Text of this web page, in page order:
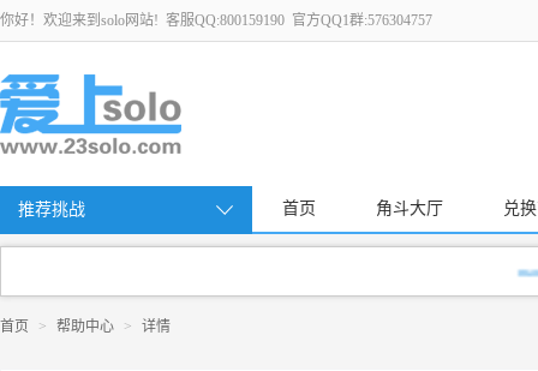
你好！欢迎来到solo网站! 客服QQ:800159190 官方QQ1群:576304757
推荐挑战 首页 角斗大厅 兑
首页 > 帮助中心 > 详情